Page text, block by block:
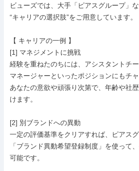
ビューズでは、大手「ピアスグループ」
“キャリアの選択肢”をご用意しています。
【 キャリアの一例 】
[1] マネジメントに挑戦
経験を重ねたのちには、アシスタントチー
マネージャーといったポジションにもチャ
あなたの意欲や頑張り次第で、年齢や社
けます。
[2] 別ブランドへの異動
一定の評価基準をクリアすれば、ピアス
「ブランド異動希望登録制度」を使って
可能です。